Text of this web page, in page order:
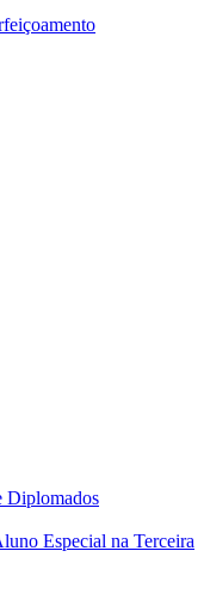
Diplomados
Especial na Terceira